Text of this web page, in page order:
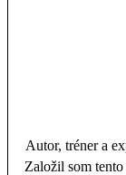
Autor, tréner a
Založil som